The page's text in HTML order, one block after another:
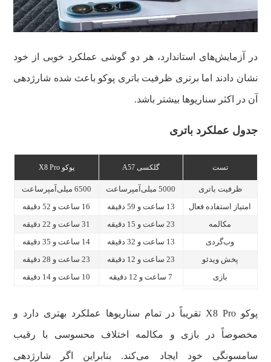
در آزمایش‌های استاندارد، هر دو گوشی عملکرد خوبی از خود
نشان دادند اما برتری ظرفیت باتری پوکو باعث شده شارژدهی
آن در اکثر سناریوها بیشتر باشد.
جدول عملکرد باتری
تست گلکسی A57 پوکو X8 Pro
ظرفیت باتری 5000 میلی‌آمپرساعت
6500 میلی‌آمپرساعت
امتیاز استفاده فعال
13 ساعت و 59 دقیقه
16 ساعت و 52 دقیقه
مکالمه
23 ساعت و 15 دقیقه
31 ساعت و 22 دقیقه
وب‌گردی
13 ساعت و 32 دقیقه
14 ساعت و 35 دقیقه
پخش ویدئو
23 ساعت و 12 دقیقه
23 ساعت و 28 دقیقه
بازی
7 ساعت و 12 دقیقه 10 ساعت و 14 دقیقه
پوکو X8 Pro تقریباً در تمام سناریوها عملکرد بهتری دارد و
مخصوصاً در بازی و مکالمه اختلاف محسوسی با رقیب
سامسونگی خود ایجاد می‌کند. بنابراین اگر شارژدهی